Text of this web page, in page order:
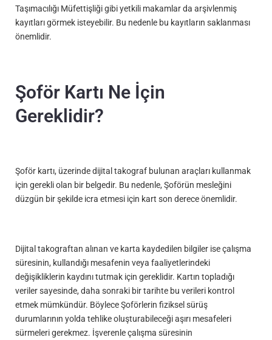
Taşımacılığı Müfettişliği gibi yetkili makamlar da arşivlenmiş
kayıtları görmek isteyebilir. Bu nedenle bu kayıtların saklanması
önemlidir.
Şoför Kartı Ne İçin
Gereklidir?
Şoför kartı, üzerinde dijital takograf bulunan araçları kullanmak
için gerekli olan bir belgedir. Bu nedenle, Şoförün mesleğini
düzgün bir şekilde icra etmesi için kart son derece önemlidir.
Dijital takograftan alınan ve karta kaydedilen bilgiler ise çalışma
süresinin, kullandığı mesafenin veya faaliyetlerindeki
değişikliklerin kaydını tutmak için gereklidir. Kartın topladığı
veriler sayesinde, daha sonraki bir tarihte bu verileri kontrol
etmek mümkündür. Böylece Şoförlerin fiziksel sürüş
durumlarının yolda tehlike oluşturabileceği aşırı mesafeleri
sürmeleri gerekmez. İşverenle çalışma süresinin